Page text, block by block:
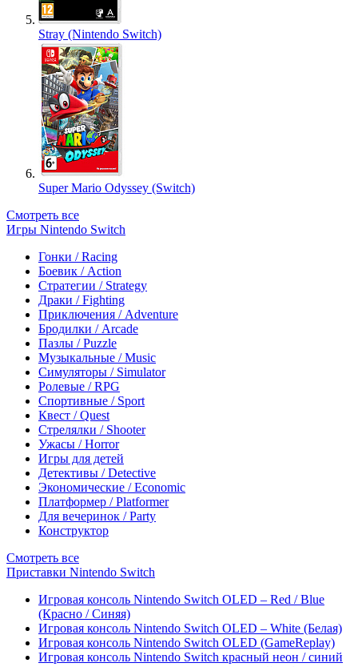
Stray (Nintendo Switch)
Super Mario Odyssey (Switch)
Смотреть все
Игры Nintendo Switch
Гонки / Racing
Боевик / Action
Стратегии / Strategy
Драки / Fighting
Приключения / Adventure
Бродилки / Arcade
Пазлы / Puzzle
Музыкальные / Music
Симуляторы / Simulator
Ролевые / RPG
Спортивные / Sport
Квест / Quest
Стрелялки / Shooter
Ужасы / Horror
Игры для детей
Детективы / Detective
Экономические / Economic
Платформер / Platformer
Для вечеринок / Party
Конструктор
Смотреть все
Приставки Nintendo Switch
Игровая консоль Nintendo Switch OLED – Red / Blue
(Красно / Синяя)
Игровая консоль Nintendo Switch OLED – White (Белая)
Игровая консоль Nintendo Switch OLED (GameReplay)
Игровая консоль Nintendo Switch красный неон / синий